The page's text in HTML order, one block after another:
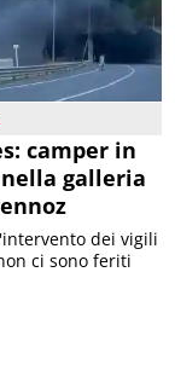
camper in
galleria
dei vigili
ci sono feriti